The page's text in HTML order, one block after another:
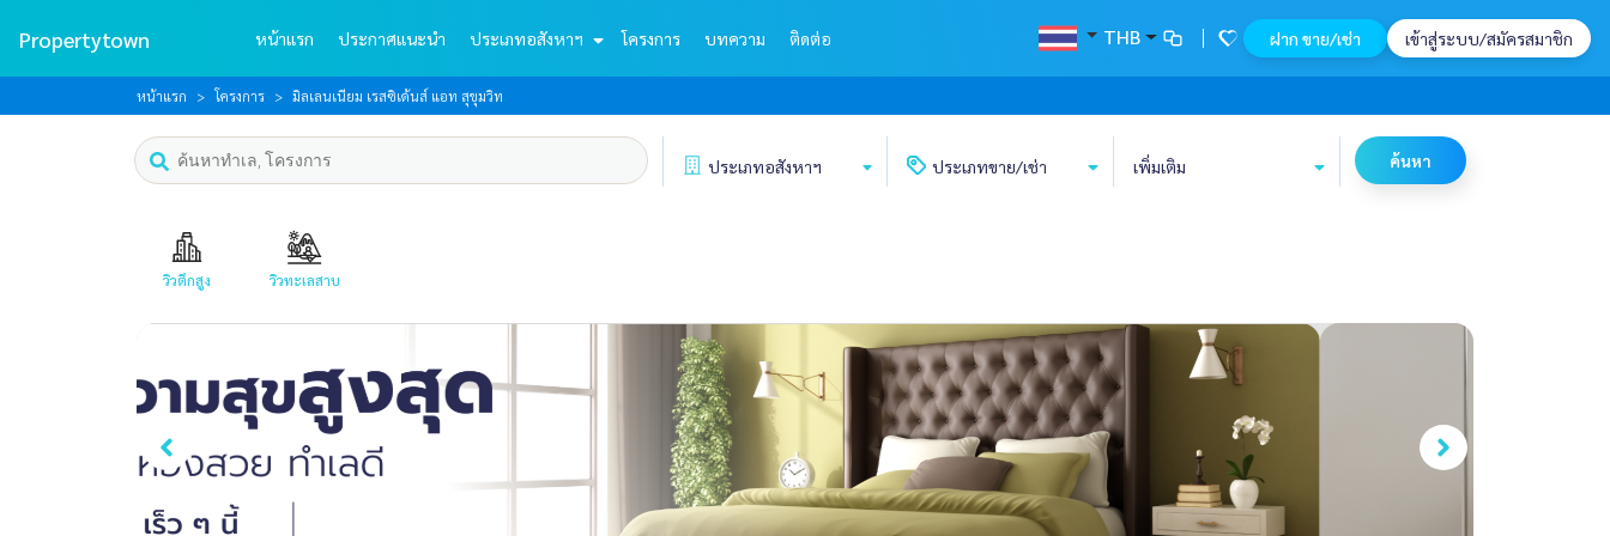
Propertytown หน้าแรก ประกาศแนะนำ ประเภทอสังหาฯ โครงการ บทความ ติดต่อ THB ฝาก ขาย/เช่า เข้าสู่ระบบ/สมัครสมาชิก
หน้าแรก โครงการ มิลเลนเนียม เรสซิเด้นส์ แอท สุขุมวิท
ประเภทอสังหาฯ ประเภทขาย/เช่า เพิ่มเติม ค้นหา
วิวตึกสูง วิวทะเลสาบ